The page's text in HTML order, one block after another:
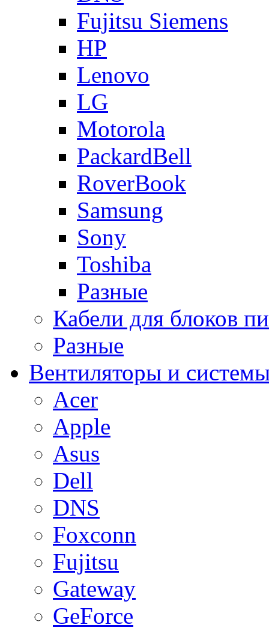
Fujitsu Siemens
HP
Lenovo
LG
Motorola
PackardBell
RoverBook
Samsung
Sony
Toshiba
Разные
Кабели для блоков
Разные
Вентиляторы и
Acer
Apple
Asus
Dell
DNS
Foxconn
Fujitsu
Gateway
GeForce